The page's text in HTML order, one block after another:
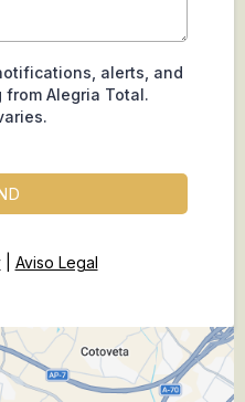
alerts, and
Alegria Total.
| Aviso Legal